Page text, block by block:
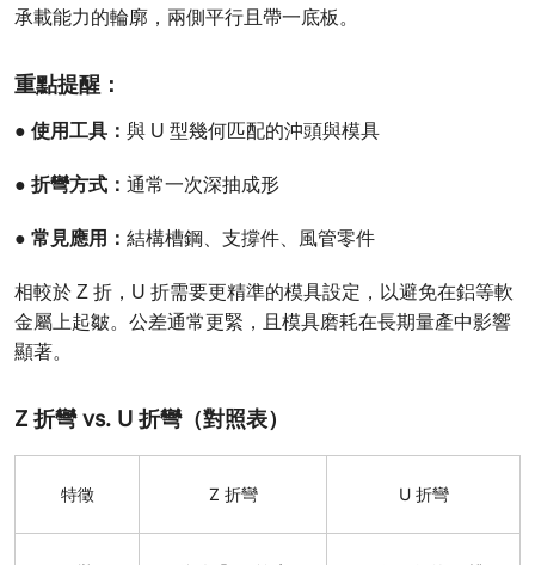
承載能力的輪廓，兩側平行且帶一底板。
重點提醒：
● 使用工具： 與 U 型幾何匹配的沖頭與模具
● 折彎方式： 通常一次深抽成形
● 常見應用： 結構槽鋼、支撐件、風管零件
相較於 Z 折，U 折需要更精準的模具設定，以避免在鋁等軟
金屬上起皺。公差通常更緊，且模具磨耗在長期量產中影響
顯著。
Z 折彎 vs. U 折彎（對照表）
特徵 Z 折彎 U 折彎